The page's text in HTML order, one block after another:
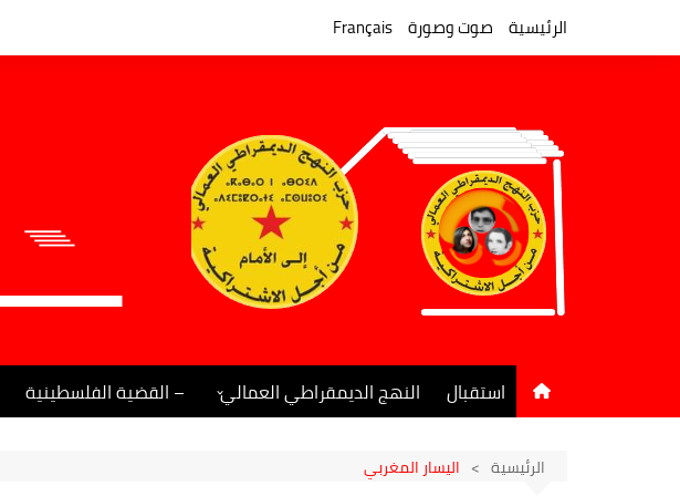
الرئيسية صوت وصورة Français
استقبال النهج الديمقراطي العمالي
جريدة النهج الديمقراطي
– القضية الفلسطينية
الرئيسية اليسار المغربي